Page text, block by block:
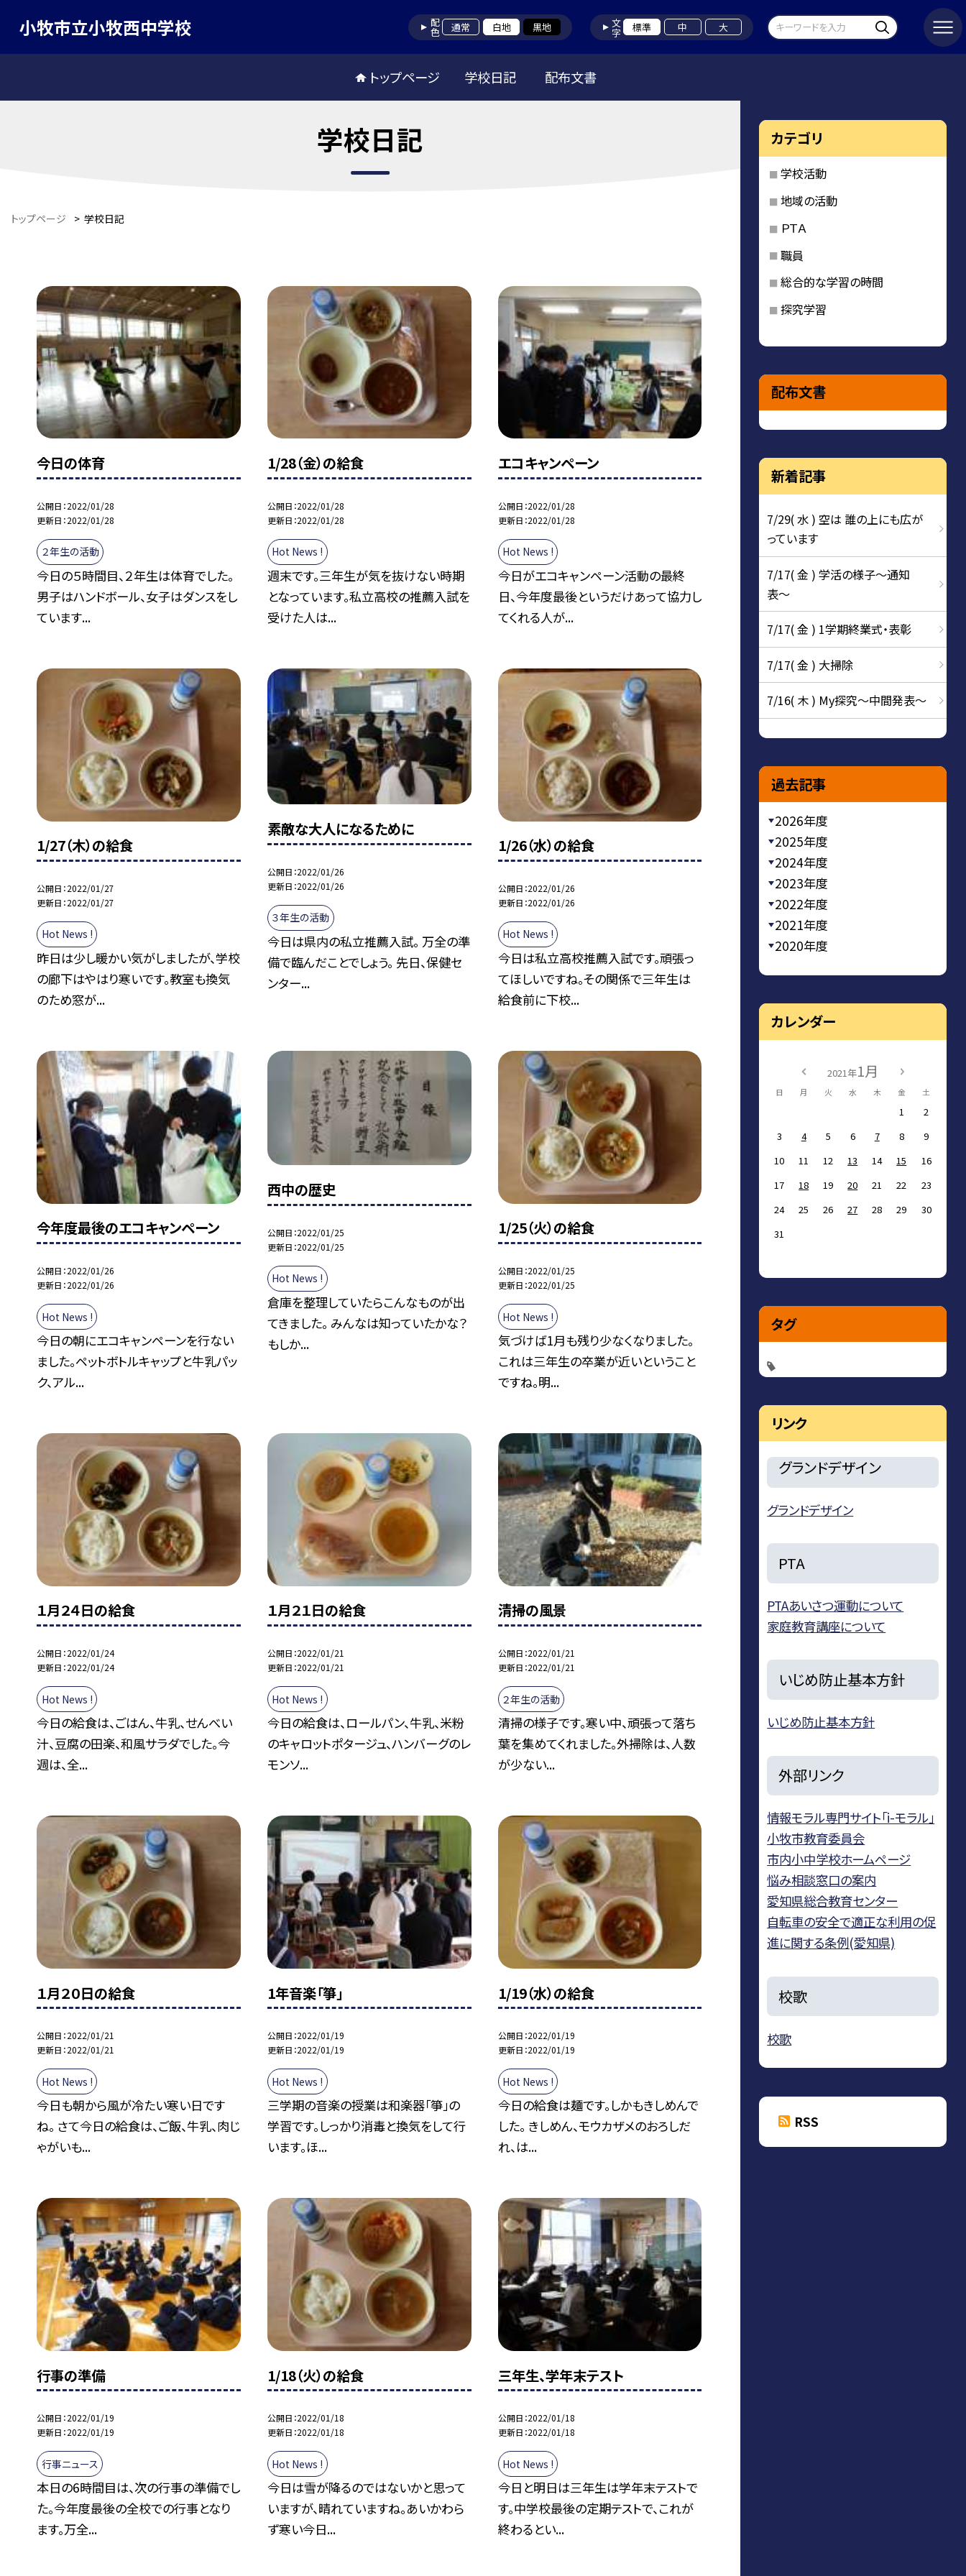
小牧市立小牧西中学校 配色 通常 白地 黒地 文字 標準 中 大
トップページ 学校日記 配布文書
学校日記
トップページ > 学校日記
今日の体育
公開日 2022/01/28
更新日 2022/01/28
２年生の活動
今日の５時間目、２年生は体育でした。
男子はハンドボール、女子はダンスをし
ています...
1/28（金）の給食
公開日 2022/01/28
更新日 2022/01/28
Hot News !
週末です。三年生が気を抜けない時期
となっています。私立高校の推薦入試を
受けた人は...
エコキャンペーン
公開日 2022/01/28
更新日 2022/01/28
Hot News !
今日がエコキャンペーン活動の最終
日、今年度最後というだけあって協力し
てくれる人が...
1/27（木）の給食
公開日 2022/01/27
更新日 2022/01/27
Hot News !
昨日は少し暖かい気がしましたが、学校
の廊下はやはり寒いです。教室も換気
のため窓が...
素敵な大人になるために
公開日 2022/01/26
更新日 2022/01/26
３年生の活動
今日は県内の私立推薦入試。 万全の準
備で臨んだことでしょう。 先日、保健セ
ンター...
1/26（水）の給食
公開日 2022/01/26
更新日 2022/01/26
Hot News !
今日は私立高校推薦入試です。頑張っ
てほしいですね。その関係で三年生は
給食前に下校...
今年度最後のエコキャンペーン
公開日 2022/01/26
更新日 2022/01/26
Hot News !
今日の朝にエコキャンペーンを行ない
ました。ペットボトルキャップと牛乳パッ
ク、アル...
西中の歴史
公開日 2022/01/25
更新日 2022/01/25
Hot News !
倉庫を整理していたらこんなものが出
てきました。 みんなは知っていたかな？
もしか...
1/25（火）の給食
公開日 2022/01/25
更新日 2022/01/25
Hot News !
気づけば1月も残り少なくなりました。
これは三年生の卒業が近いということ
ですね。明...
１月２４日の給食
公開日 2022/01/24
更新日 2022/01/24
Hot News !
今日の給食は、ごはん、牛乳、せんべい
汁、豆腐の田楽、和風サラダでした。今
週は、全...
１月２１日の給食
公開日 2022/01/21
更新日 2022/01/21
Hot News !
今日の給食は、ロールパン、牛乳、米粉
のキャロットポタージュ、ハンバーグのレ
モンソ...
清掃の風景
公開日 2022/01/21
更新日 2022/01/21
２年生の活動
清掃の様子です。寒い中、頑張って落ち
葉を集めてくれました。外掃除は、人数
が少ない...
１月２０日の給食
公開日 2022/01/21
更新日 2022/01/21
Hot News !
今日も朝から風が冷たい寒い日です
ね。 さて今日の給食は、ご飯、牛乳、肉じ
ゃがいも...
1年音楽「箏」
公開日 2022/01/19
更新日 2022/01/19
Hot News !
三学期の音楽の授業は和楽器「箏」の
学習です。しっかり消毒と換気をして行
います。ほ...
1/19（水）の給食
公開日 2022/01/19
更新日 2022/01/19
Hot News !
今日の給食は麺です。しかもきしめんで
した。 きしめん、モウカザメのおろしだ
れ、は...
行事の準備
公開日 2022/01/19
更新日 2022/01/19
行事ニュース
本日の6時間目は、次の行事の準備でし
た。今年度最後の全校での行事となり
ます。万全...
1/18（火）の給食
公開日 2022/01/18
更新日 2022/01/18
Hot News !
今日は雪が降るのではないかと思って
いますが、晴れていますね。あいかわら
ず寒い今日...
三年生、学年末テスト
公開日 2022/01/18
更新日 2022/01/18
Hot News !
今日と明日は三年生は学年末テストで
す。中学校最後の定期テストで、これが
終わるとい...
カテゴリ
学校活動
地域の活動
ＰＴＡ
職員
総合的な学習の時間
探究学習
配布文書
新着記事
7/29( 水 ) 空は 誰の上にも広が
っています
7/17( 金 ) 学活の様子〜通知
表〜
7/17( 金 ) 1学期終業式・表彰
7/17( 金 ) 大掃除
7/16( 木 ) My探究～中間発表～
過去記事
2026年度
2025年度
2024年度
2023年度
2022年度
2021年度
2020年度
カレンダー
2021年1月
日 月 火 水 木 金 土
1
2
3
4 5 6 7 8
9
10
11 12 13 14 15
16
17
18 19 20 21 22
23
24
25 26 27 28 29
30
31
タグ
リンク
グランドデザイン
グランドデザイン
PTA
PTAあいさつ運動について
家庭教育講座について
いじめ防止基本方針
いじめ防止基本方針
外部リンク
情報モラル専門サイト「i-モラル」
小牧市教育委員会
市内小中学校ホームページ
悩み相談窓口の案内
愛知県総合教育センター
自転車の安全で適正な利用の促
進に関する条例(愛知県)
校歌
校歌
RSS